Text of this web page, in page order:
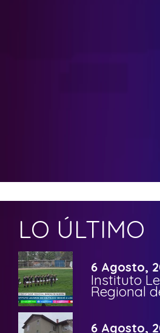
LO ÚLTIMO
6 Agosto,
Instituto
Regional
6 Agosto,